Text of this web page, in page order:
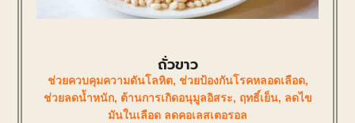
ถั่วขาว
ช่วยควบคุมความดันโลหิต, ช่วยป้องกันโรคหลอดเลือด,
ช่วยลดน้ำหนัก, ต้านการเกิดอนุมูลอิสระ, ฤทธิ์เย็น, ลดไข
มันในเลือด ลดคอเลสเตอรอล